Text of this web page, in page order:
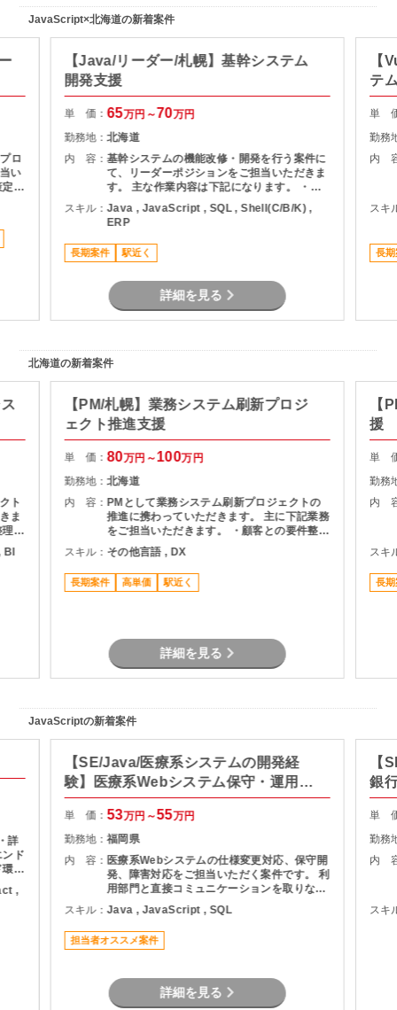
JavaScript×北海道の新着案件
ロ
い
【Java/リーダー/札幌】基幹システム
開発支援
単 価：65万円～70万円
勤務地：北海道
内 容：基幹システムの機能改修・開発を行う案件に
て、リーダーポジションをご担当いただきま
す。 主な作業内容は下記になります。 ・要
件定義からリリースまでの一連の開発業務 ・
運用保守および障害対応 ・現行システムの調
査・影響分析 ・メンバー管理および開発チー
ムの推進 ・関係者との調整および改善提案
スキル：Java , JavaScript , SQL , Shell(C/B/K) ,
ERP
長期案件 駅近く
詳細を見る
【
テ
単
勤務
内
スキ
長期
北海道の新着案件
ト
ま
理
細
進
【PM/札幌】業務システム刷新プロジ
ェクト推進支援
単 価：80万円～100万円
勤務地：北海道
内 容： PMとして業務システム刷新プロジェクトの
推進に携わっていただきます。 主に下記業務
をご担当いただきます。 ・顧客との要件整
理・課題整理 ・プロジェクト計画の策定およ
び進捗管理 ・開発チームとの調整およびマネ
ジメント ・品質、課題、リスク管理 ・関係
者向け資料作成および各種報告 ・要件定義か
スキル： その他言語 , DX
長期案件 高単価 駅近く
詳細を見る
【
援
単
勤務
内
スキ
長期
JavaScriptの新着案件
詳
ド
境
,
【SE/Java/医療系システムの開発経
験】医療系Webシステム保守・運用支
援
単 価：53万円～55万円
勤務地：福岡県
内 容： 医療系Webシステムの仕様変更対応、保守開
発、障害対応をご担当いただく案件です。 利
用部門と直接コミュニケーションを取りなが
ら、調査・原因分析・改修対応を実施してい
ただきます。 設計から保守運用まで幅広い経
験を活かせるため、Webシステム全体を見な
がら業務を進めたい方におすすめです。
スキル：Java , JavaScript , SQL
担当者オススメ案件
詳細を見る
【
銀
単
勤務
内
スキ